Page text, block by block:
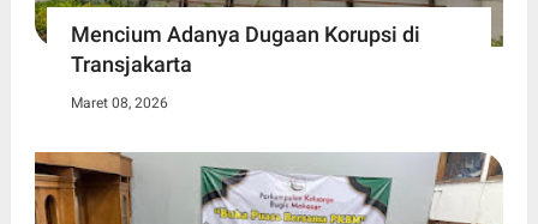
Mencium Adanya Dugaan Korupsi di
Transjakarta
Maret 08, 2026